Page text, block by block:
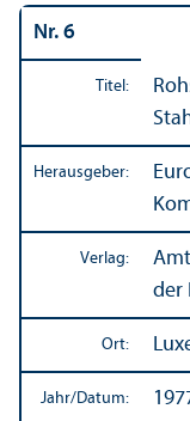
Nr. 6
Titel:
Herausgeber:
Verlag:
der
Ort:
Jahr/Datum: